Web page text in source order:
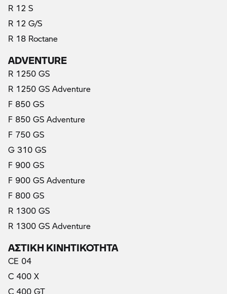
R 12 S
R 12 G/S
R 18 Roctane
ADVENTURE
R 1250 GS
R 1250 GS Adventure
F 850 GS
F 850 GS Adventure
F 750 GS
G 310 GS
F 900 GS
F 900 GS Adventure
F 800 GS
R 1300 GS
R 1300 GS Adventure
ΑΣΤΙΚΗ ΚΙΝΗΤΙΚΟΤΗΤΑ
CE 04
C 400 X
C 400 GT